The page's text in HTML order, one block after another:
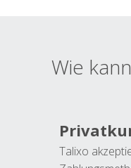
Wie
Talixo